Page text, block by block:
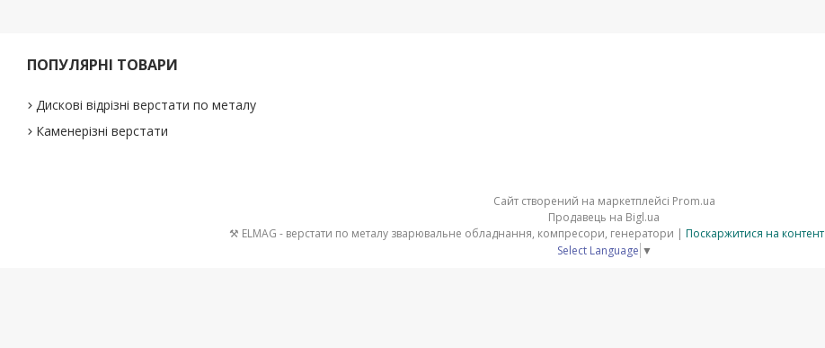
ПОПУЛЯРНІ ТОВАРИ
Дискові відрізні верстати по металу
Каменерізні верстати
Сайт створений на маркетплейсі Prom.ua
Продавець на Bigl.ua
Поскаржитися на контент
Select Language ▼